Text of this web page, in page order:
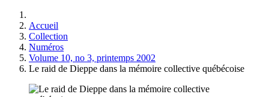
Accueil
Collection
Numéros
Volume 10, no 3, printemps 2002
Le raid de Dieppe dans la mémoire collective québécoise